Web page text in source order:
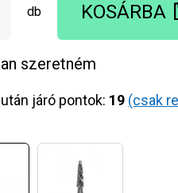
db KOSÁRBA
szeretném
járó pontok: 19 (csak